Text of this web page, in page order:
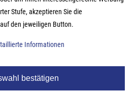
KG
5
Stufe, akzeptieren Sie die
den jeweiligen Button.
Informationen
bestätigen